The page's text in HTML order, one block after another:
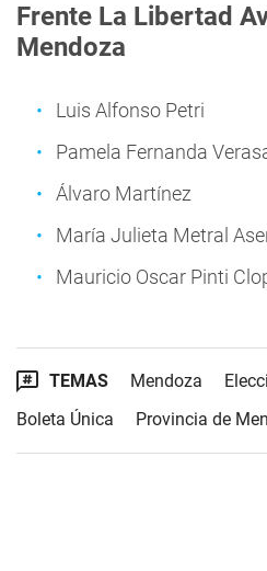
Frente La Libertad
Mendoza
Luis Alfonso Petri
Pamela Fernanda
Álvaro Martínez
María Julieta Metral
Mauricio Oscar Pinti
TEMAS Mendoza
Boleta Única
Provincia de